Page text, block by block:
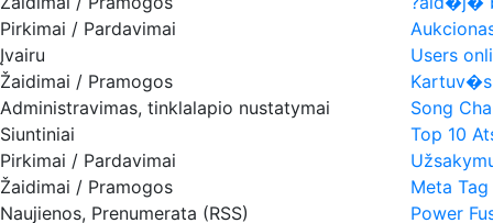
Pirkimai / Pardavimai
Įvairu
Users
Žaidimai / Pramogos
Kartuv�s
Administravimas, tinklalapio nustatymai
Song
Siuntiniai
Top 10
Pirkimai / Pardavimai
Žaidimai / Pramogos
Meta Tag
Naujienos, Prenumerata (RSS)
Power